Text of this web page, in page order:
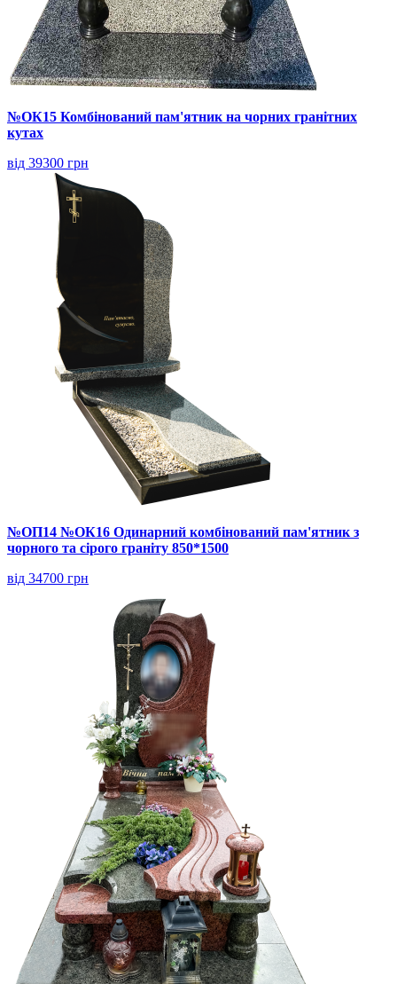
№ОК15 Комбінований пам'ятник на чорних гранітних
кутах
від 39300 грн
№ОП14 №ОК16 Одинарний комбінований пам'ятник з
чорного та сірого граніту 850*1500
від 34700 грн